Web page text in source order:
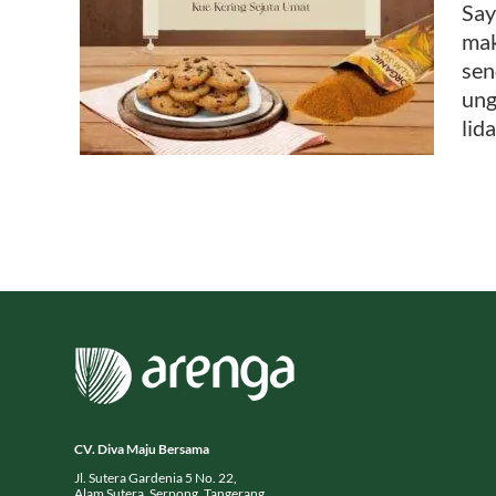
CV. Diva Maju Bersama
Jl. Sutera Gardenia 5 No. 22,